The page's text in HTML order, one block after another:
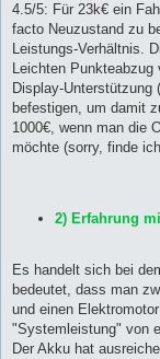
4.5/5: Für 23k€ ein
facto Neuzustand zu
Leistungs-Verhältnis.
Leichten Punkteabzug
Display-
befestigen, um damit
1000€, wenn man die
möchte (sorry, finde
2) Erfahrung
Es handelt sich bei
bedeutet, dass man
und einen
"Systemleistung" von
Der Akku hat